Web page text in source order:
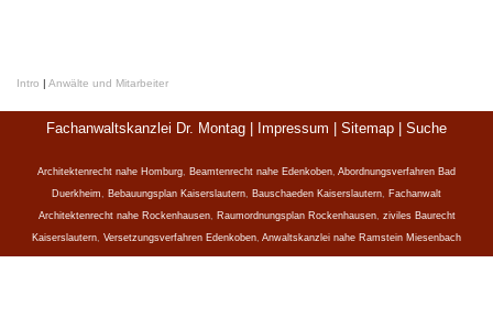
Intro | Anwälte und Mitarbeiter
Fachanwaltskanzlei Dr. Montag | Impressum Sitemap Suche
Architektenrecht nahe Homburg, Beamtenrecht nahe Edenkoben, Abordnungsverfahren Bad
Duerkheim, Bebauungsplan Kaiserslautern, Bauschaeden Kaiserslautern, Fachanwalt
Architektenrecht nahe Rockenhausen, Raumordnungsplan Rockenhausen, ziviles Baurecht
Kaiserslautern, Versetzungsverfahren Edenkoben, Anwaltskanzlei nahe Ramstein Miesenbach